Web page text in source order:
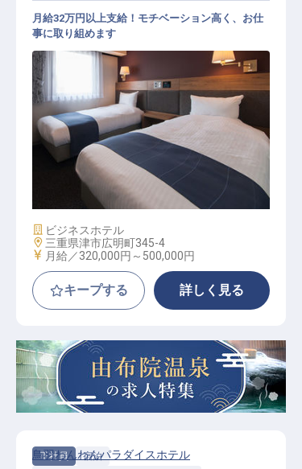
宿泊支配人
月給32万円以上支給！モチベーション高く、お仕
事に取り組めます
施設業態
ビジネスホテル
勤務地
三重県津市広明町345-4
給与
月給／320,000円～ 500,000円
キープする 詳しく見る
正社員
宿泊
鳥羽わんわんパラダイスホテル